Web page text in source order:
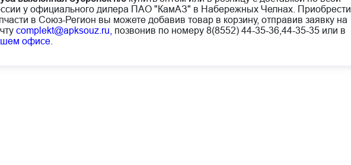
у официального дилера ПАО "КамАЗ" в Набережных Челнах. Приобрести
в Союз-Регион вы можете добавив товар в корзину, отправив заявку на
complekt@apksouz.ru, позвонив по номеру 8(8552) 44-35-36,44-35-35 или в
офисе